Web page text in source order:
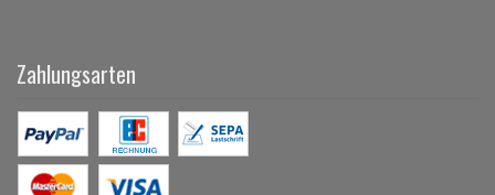
Zahlungsarten